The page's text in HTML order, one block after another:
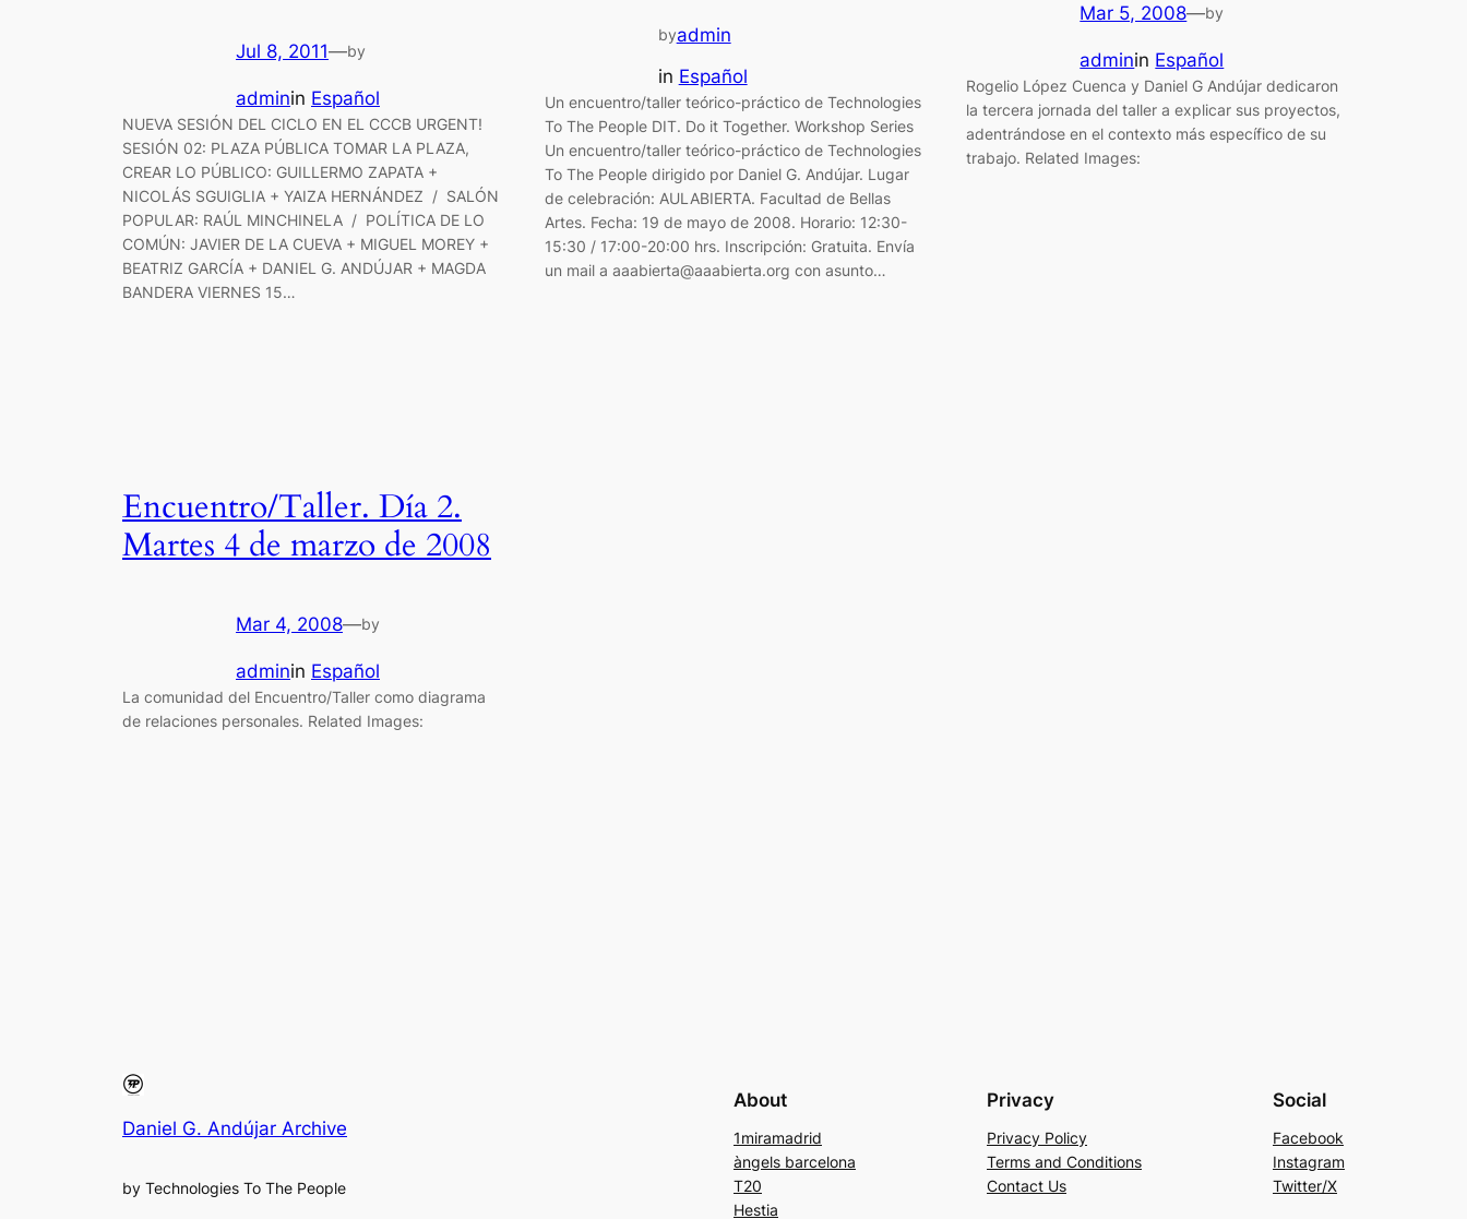
Jul 8, 2011—by
adminin Español
NUEVA SESIÓN DEL CICLO EN EL CCCB URGENT!
SESIÓN 02: PLAZA PÚBLICA TOMAR LA PLAZA,
CREAR LO PÚBLICO: GUILLERMO ZAPATA +
NICOLÁS SGUIGLIA + YAIZA HERNÁNDEZ / SALÓN
POPULAR: RAÚL MINCHINELA / POLÍTICA DE LO
COMÚN: JAVIER DE LA CUEVA + MIGUEL MOREY +
BEATRIZ GARCÍA + DANIEL G. ANDÚJAR + MAGDA
BANDERA VIERNES 15…
byadmin
in Español
Un encuentro/taller teórico-práctico de Technologies
To The People DIT. Do it Together. Workshop Series
Un encuentro/taller teórico-práctico de Technologies
To The People dirigido por Daniel G. Andújar. Lugar
de celebración: AULABIERTA. Facultad de Bellas
Artes. Fecha: 19 de mayo de 2008. Horario: 12:30-
15:30 / 17:00-20:00 hrs. Inscripción: Gratuita. Envía
un mail a aaabierta@aaabierta.org con asunto…
Mar 5, 2008—by
adminin Español
Rogelio López Cuenca y Daniel G Andújar dedicaron
la tercera jornada del taller a explicar sus proyectos,
adentrándose en el contexto más específico de su
trabajo. Related Images:
Encuentro/Taller. Día 2.
Martes 4 de marzo de 2008
Mar 4, 2008—by
adminin Español
La comunidad del Encuentro/Taller como diagrama
de relaciones personales. Related Images:
Daniel G. Andújar Archive
by Technologies To The People
About
1miramadrid
àngels barcelona
T20
Hestia
Privacy
Privacy Policy
Terms and Conditions
Contact Us
Social
Facebook
Instagram
Twitter/X